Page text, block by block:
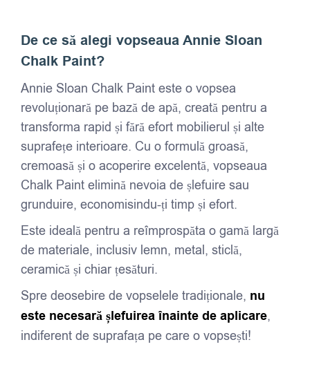
De ce să alegi vopseaua Annie Sloan
Chalk Paint?
Annie Sloan Chalk Paint este o vopsea
revoluționară pe bază de apă, creată pentru a
transforma rapid și fără efort mobilierul și alte
suprafețe interioare. Cu o formulă groasă,
cremoasă și o acoperire excelentă, vopseaua
Chalk Paint elimină nevoia de șlefuire sau
grunduire, economisindu-ți timp și efort.
Este ideală pentru a reîmprospăta o gamă largă
de materiale, inclusiv lemn, metal, sticlă,
ceramică și chiar țesături.
Spre deosebire de vopselele tradiționale, nu
este necesară șlefuirea înainte de aplicare,
indiferent de suprafața pe care o vopsești!